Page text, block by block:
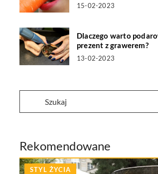
15-02-2023
Dlaczego warto
prezent z grawerem?
13-02-2023
Rekomendowane
STYL ŻYCIA